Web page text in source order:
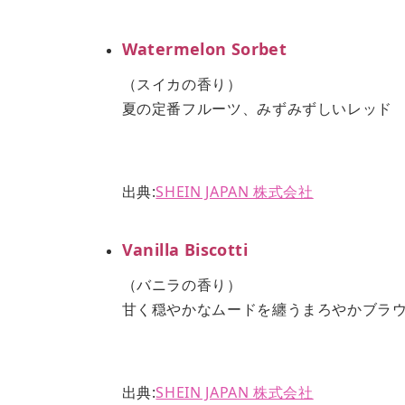
Watermelon Sorbet
（スイカの香り）
夏の定番フルーツ、みずみずしいレッド
出典:SHEIN JAPAN 株式会社
Vanilla Biscotti
（バニラの香り）
甘く穏やかなムードを纏うまろやかブラ
出典:SHEIN JAPAN 株式会社